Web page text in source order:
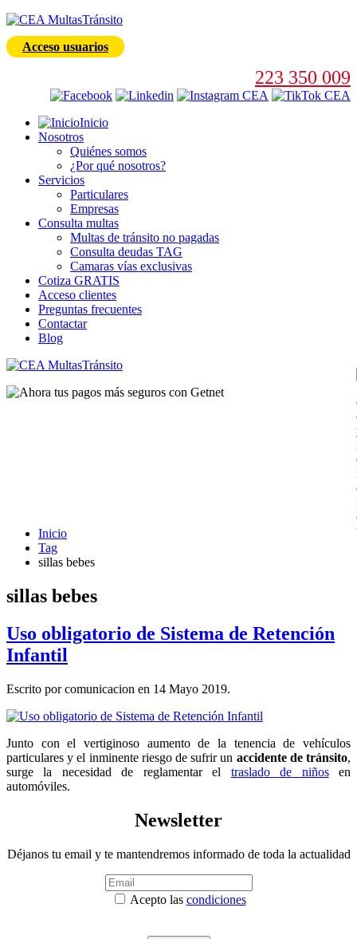
Acceso usuarios
223 350 009
Inicio
Nosotros
Quiénes somos
¿Por qué nosotros?
Servicios
Particulares
Empresas
Consulta multas
Multas de tránsito no pagadas
Consulta deudas TAG
Camaras vías exclusivas
Cotiza GRATIS
Acceso clientes
Preguntas frecuentes
Contactar
Blog
Inicio
Tag
sillas bebes
sillas bebes
Uso obligatorio de Sistema de Retención
Infantil
Escrito por comunicacion en 14 Mayo 2019.
Junto con el vertiginoso aumento de la tenencia de vehículos
particulares y el inminente riesgo de sufrir un accidente de tránsito,
surge la necesidad de reglamentar el traslado de niñosen
automóviles.
Newsletter
Déjanos tu email y te mantendremos informado de toda la actualidad
Acepto las condiciones